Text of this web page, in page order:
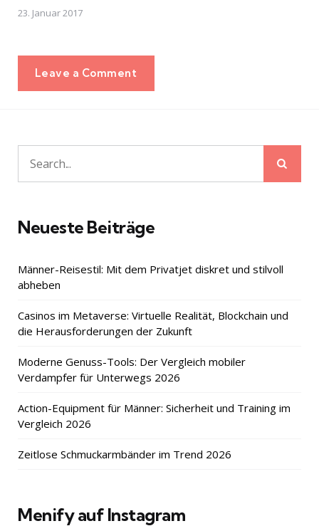
23. Januar 2017
Leave a Comment
Search
for:
Neueste Beiträge
Männer-Reisestil: Mit dem Privatjet diskret und stilvoll
abheben
Casinos im Metaverse: Virtuelle Realität, Blockchain und
die Herausforderungen der Zukunft
Moderne Genuss-Tools: Der Vergleich mobiler
Verdampfer für Unterwegs 2026
Action-Equipment für Männer: Sicherheit und Training im
Vergleich 2026
Zeitlose Schmuckarmbänder im Trend 2026
Menify auf Instagram